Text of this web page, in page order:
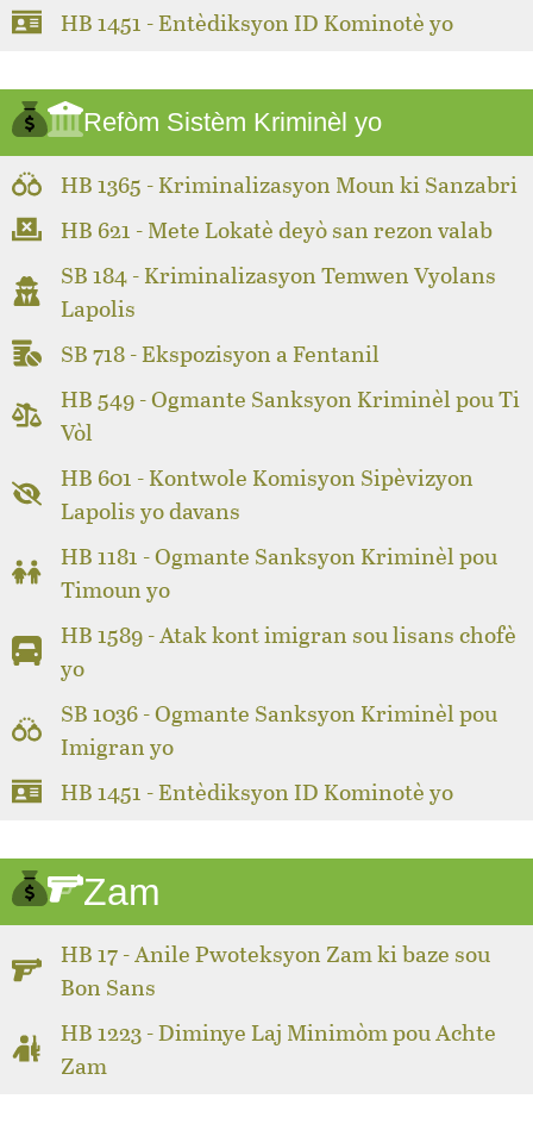
HB 1451 - Entèdiksyon ID Kominotè yo
Refòm Sistèm Kriminèl yo
HB 1365 - Kriminalizasyon Moun ki Sanzabri
HB 621 - Mete Lokatè deyò san rezon valab
SB 184 - Kriminalizasyon Temwen Vyolans
Lapolis
SB 718 - Ekspozisyon a Fentanil
HB 549 - Ogmante Sanksyon Kriminèl pou Ti
Vòl
HB 601 - Kontwole Komisyon Sipèvizyon
Lapolis yo davans
HB 1181 - Ogmante Sanksyon Kriminèl pou
Timoun yo
HB 1589 - Atak kont imigran sou lisans chofè
yo
SB 1036 - Ogmante Sanksyon Kriminèl pou
Imigran yo
HB 1451 - Entèdiksyon ID Kominotè yo
Zam
HB 17 - Anile Pwoteksyon Zam ki baze sou
Bon Sans
HB 1223 - Diminye Laj Minimòm pou Achte
Zam